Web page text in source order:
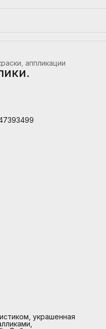
аппликации
украшенная